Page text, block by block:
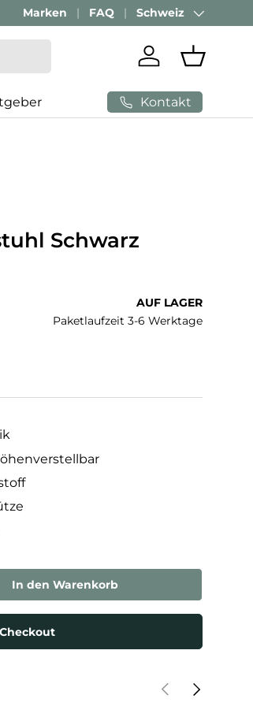
Marken FAQ Land/Region
Schweiz
Einloggen
Kontakt
Schwarz
AUF LAGER
Paketlaufzeit 3-6 Werktage
In den Warenkorb
VorherigeNächste